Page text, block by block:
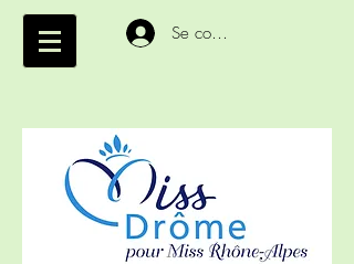
Se connecter